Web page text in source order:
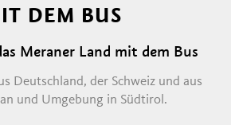
DEM BUS
Meraner Land mit dem Bus
Deutschland, der Schweiz und aus
und Umgebung in Südtirol.